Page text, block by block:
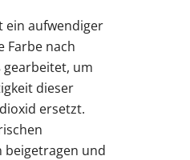
ein aufwendiger
Farbe nach
gearbeitet, um
dieser
ersetzt.
beigetragen und